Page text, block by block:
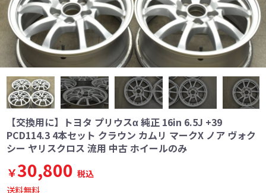
【交換用に】トヨタ プリウスα 純正 16in 6.5J +39
PCD114.3 4本セット クラウン カムリ マークX ノア ヴォク
シー ヤリスクロス 流用 中古 ホイールのみ
￥30,800 税込
送料無料